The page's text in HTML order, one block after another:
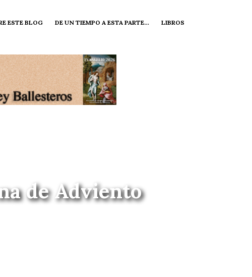
ESTE BLOG DE UN TIEMPO A ESTA PARTE… LIBROS
de Adviento